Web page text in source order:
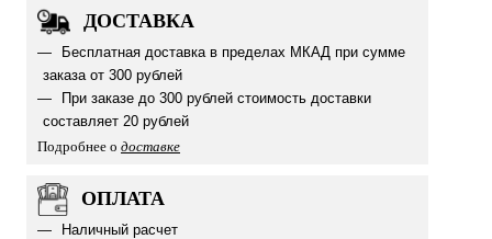
ДОСТАВКА
Бесплатная доставка в пределах МКАД при сумме
заказа от 300 рублей
При заказе до 300 рублей стоимость доставки
составляет 20 рублей
Подробнее о доставке
ОПЛАТА
Наличный расчет